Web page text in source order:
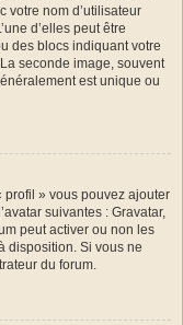
votre nom d’utilisateur
d’elles peut être
des blocs indiquant votre
seconde image, souvent
est unique ou
profil » vous pouvez ajouter
suivantes : Gravatar,
peut activer ou non les
disposition. Si vous ne
du forum.